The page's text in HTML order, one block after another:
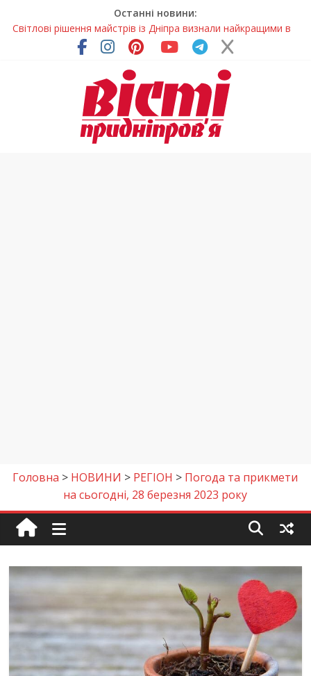
Останні новини:
На Дніпропетровщині ліквідовують аварію на
магістральному водогоні
Спортсменка з Кам’янського встановила рекорд
Дніпропетровщини з пауерліфтингу
Приховав майно та доходи: на Дніпропетровщині депутата
сільради визнали винним
На Дніпропетровщині зафіксували рясне цвітіння рідкісних
рослин (фото)
Головна > НОВИНИ > РЕГІОН > Погода та прикмети
на сьогодні, 28 березня 2023 року